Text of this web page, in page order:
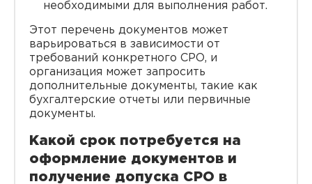
необходимыми для выполнения работ.
Этот перечень документов может
варьироваться в зависимости от
требований конкретного СРО, и
организация может запросить
дополнительные документы, такие как
бухгалтерские отчеты или первичные
документы.
Какой срок потребуется на
оформление документов и
получение допуска СРО в